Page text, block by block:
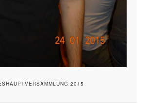
2015